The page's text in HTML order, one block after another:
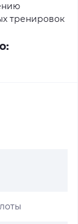
тренировок